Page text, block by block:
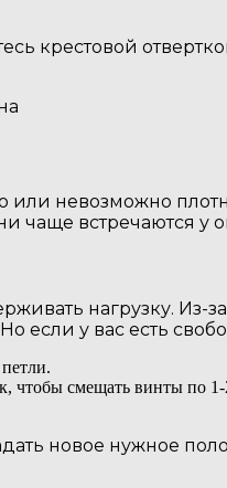
крестовой
невозможно
чаще встречаются у
нагрузку. Из-
если у вас есть
чтобы смещать винты по
новое нужное